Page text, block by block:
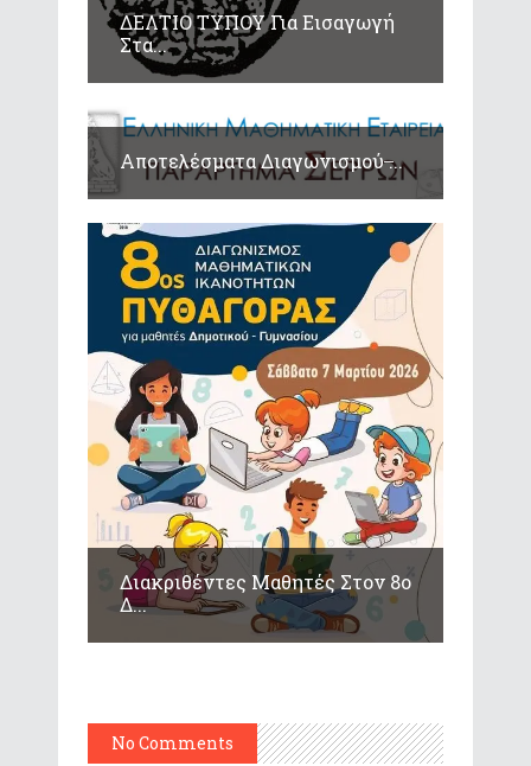
ΔΕΛΤΙΟ ΤΥΠΟΥ Για Εισαγωγή
Στα...
Αποτελέσματα Διαγωνισμού ̶...
Διακριθέντες Μαθητές Στον 8ο
Δ...
No Comments